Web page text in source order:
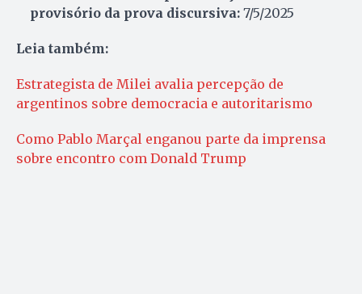
provisório da prova discursiva: 7/5/2025
Leia também:
Estrategista de Milei avalia percepção de
argentinos sobre democracia e autoritarismo
Como Pablo Marçal enganou parte da imprensa
sobre encontro com Donald Trump